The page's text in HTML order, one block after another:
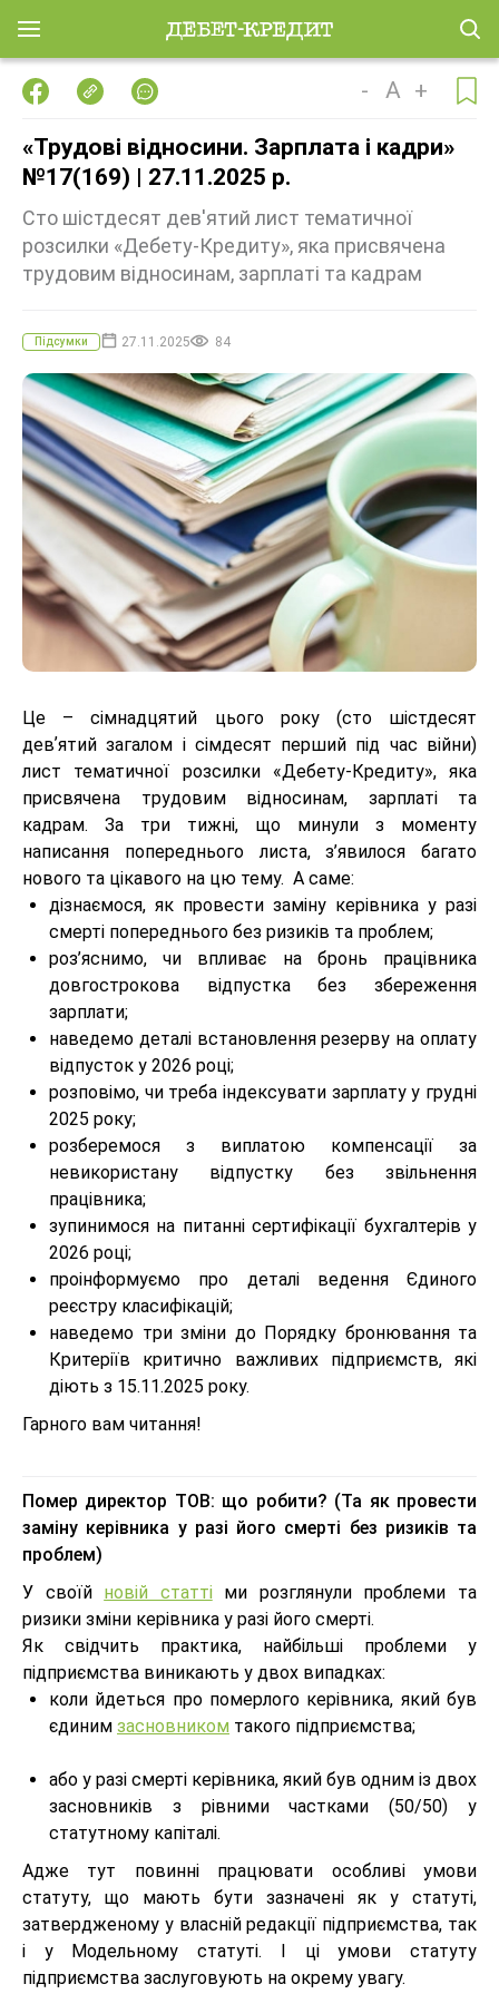
- A +
«Трудові відносини. Зарплата і кадри»
№17(169) | 27.11.2025 р.
Сто шістдесят дев'ятий лист тематичної
розсилки «Дебету-Кредиту», яка присвячена
трудовим відносинам, зарплаті та кадрам
Підсумки 27.11.2025 84
Це – сімнадцятий цього року (сто шістдесят
девʼятий загалом і сімдесят перший під час війни)
лист тематичної розсилки «Дебету-Кредиту», яка
присвячена трудовим відносинам, зарплаті та
кадрам. За три тижні, що минули з моменту
написання попереднього листа, з’явилося багато
нового та цікавого на цю тему. А саме:
дізнаємося, як провести заміну керівника у разі
смерті попереднього без ризиків та проблем;
роз’яснимо, чи впливає на бронь працівника
довгострокова відпустка без збереження
зарплати;
наведемо деталі встановлення резерву на оплату
відпусток у 2026 році;
розповімо, чи треба індексувати зарплату у грудні
2025 року;
розберемося з виплатою компенсації за
невикористану відпустку без звільнення
працівника;
зупинимося на питанні сертифікації бухгалтерів у
2026 році;
проінформуємо про деталі ведення Єдиного
реєстру класифікацій;
наведемо три зміни до Порядку бронювання та
Критеріїв критично важливих підприємств, які
діють з 15.11.2025 року.
Гарного вам читання!
Помер директор ТОВ: що робити? (Та як провести
заміну керівника у разі його смерті без ризиків та
проблем)
У своїй новій статтіми розглянули проблеми та
ризики зміни керівника у разі його смерті.
Як свідчить практика, найбільші проблеми у
підприємства виникають у двох випадках:
коли йдеться про померлого керівника, який був
єдиним засновником такого підприємства;
або у разі смерті керівника, який був одним із двох
засновників з рівними частками (50/50) у
статутному капіталі.
Адже тут повинні працювати особливі умови
статуту, що мають бути зазначені як у статуті,
затвердженому у власній редакції підприємства, так
і у Модельному статуті. І ці умови статуту
підприємства заслуговують на окрему увагу.